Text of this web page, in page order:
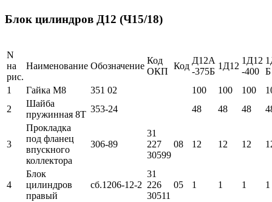
Блок цилиндров Д12 (Ч15/18)
N
на
рис.
Наименование Обозначение
Код
ОКП
Код
Д12А
-375Б
1Д12
1Д12
-400 Б
1
Гайка М8 351 02 100 100 100
2
Шайба
пружинная 8Т
353-24 48 48 48
3
Прокладка
под фланец
впускного
коллектора
306-89
31
227
30599
08 12 12 12
4
Блок
цилиндров
правый
сб.1206-12-2
31
226
30511
05 1 1 1 1